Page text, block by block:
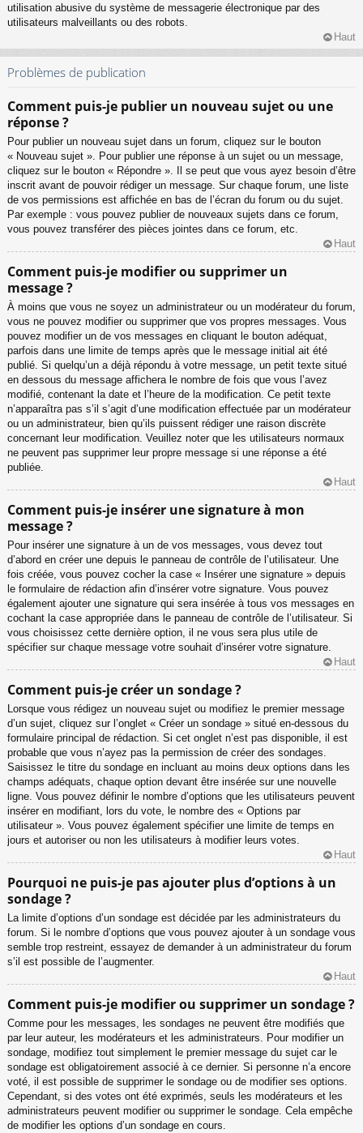
utilisation abusive du système de messagerie électronique par des
utilisateurs malveillants ou des robots.
Haut
Problèmes de publication
Comment puis-je publier un nouveau sujet ou une
réponse ?
Pour publier un nouveau sujet dans un forum, cliquez sur le bouton
« Nouveau sujet ». Pour publier une réponse à un sujet ou un message,
cliquez sur le bouton « Répondre ». Il se peut que vous ayez besoin d’être
inscrit avant de pouvoir rédiger un message. Sur chaque forum, une liste
de vos permissions est affichée en bas de l’écran du forum ou du sujet.
Par exemple : vous pouvez publier de nouveaux sujets dans ce forum,
vous pouvez transférer des pièces jointes dans ce forum, etc.
Haut
Comment puis-je modifier ou supprimer un
message ?
À moins que vous ne soyez un administrateur ou un modérateur du forum,
vous ne pouvez modifier ou supprimer que vos propres messages. Vous
pouvez modifier un de vos messages en cliquant le bouton adéquat,
parfois dans une limite de temps après que le message initial ait été
publié. Si quelqu’un a déjà répondu à votre message, un petit texte situé
en dessous du message affichera le nombre de fois que vous l’avez
modifié, contenant la date et l’heure de la modification. Ce petit texte
n’apparaîtra pas s’il s’agit d’une modification effectuée par un modérateur
ou un administrateur, bien qu’ils puissent rédiger une raison discrète
concernant leur modification. Veuillez noter que les utilisateurs normaux
ne peuvent pas supprimer leur propre message si une réponse a été
publiée.
Haut
Comment puis-je insérer une signature à mon
message ?
Pour insérer une signature à un de vos messages, vous devez tout
d’abord en créer une depuis le panneau de contrôle de l’utilisateur. Une
fois créée, vous pouvez cocher la case « Insérer une signature » depuis
le formulaire de rédaction afin d’insérer votre signature. Vous pouvez
également ajouter une signature qui sera insérée à tous vos messages en
cochant la case appropriée dans le panneau de contrôle de l’utilisateur. Si
vous choisissez cette dernière option, il ne vous sera plus utile de
spécifier sur chaque message votre souhait d’insérer votre signature.
Haut
Comment puis-je créer un sondage ?
Lorsque vous rédigez un nouveau sujet ou modifiez le premier message
d’un sujet, cliquez sur l’onglet « Créer un sondage » situé en-dessous du
formulaire principal de rédaction. Si cet onglet n’est pas disponible, il est
probable que vous n’ayez pas la permission de créer des sondages.
Saisissez le titre du sondage en incluant au moins deux options dans les
champs adéquats, chaque option devant être insérée sur une nouvelle
ligne. Vous pouvez définir le nombre d’options que les utilisateurs peuvent
insérer en modifiant, lors du vote, le nombre des « Options par
utilisateur ». Vous pouvez également spécifier une limite de temps en
jours et autoriser ou non les utilisateurs à modifier leurs votes.
Haut
Pourquoi ne puis-je pas ajouter plus d’options à un
sondage ?
La limite d’options d’un sondage est décidée par les administrateurs du
forum. Si le nombre d’options que vous pouvez ajouter à un sondage vous
semble trop restreint, essayez de demander à un administrateur du forum
s’il est possible de l’augmenter.
Haut
Comment puis-je modifier ou supprimer un sondage ?
Comme pour les messages, les sondages ne peuvent être modifiés que
par leur auteur, les modérateurs et les administrateurs. Pour modifier un
sondage, modifiez tout simplement le premier message du sujet car le
sondage est obligatoirement associé à ce dernier. Si personne n’a encore
voté, il est possible de supprimer le sondage ou de modifier ses options.
Cependant, si des votes ont été exprimés, seuls les modérateurs et les
administrateurs peuvent modifier ou supprimer le sondage. Cela empêche
de modifier les options d’un sondage en cours.